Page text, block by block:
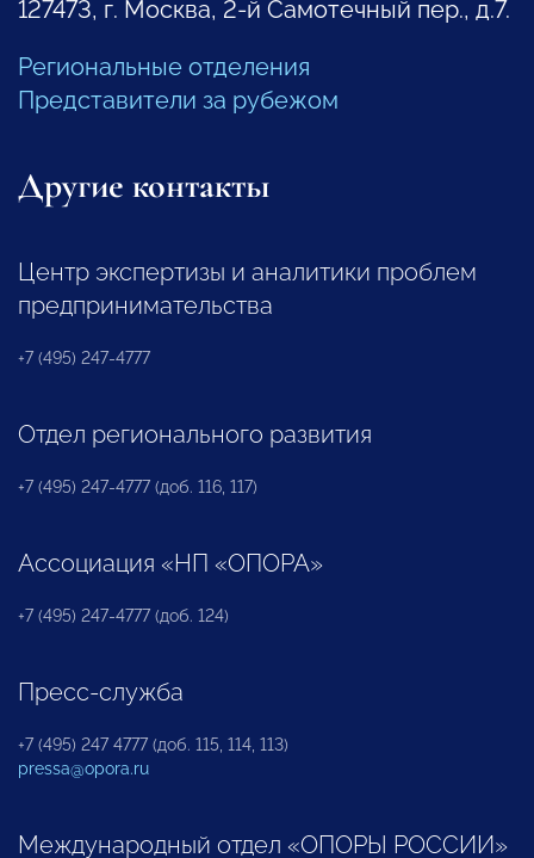
127473, г. Москва, 2-й Самотечный пер., д.7.
Региональные отделения
Представители за рубежом
Другие контакты
Центр экспертизы и аналитики проблем
предпринимательства
+7 (495) 247-4777
Отдел регионального развития
+7 (495) 247-4777 (доб. 116, 117)
Ассоциация «НП «ОПОРА»
+7 (495) 247-4777 (доб. 124)
Пресс-служба
+7 (495) 247 4777 (доб. 115, 114, 113)
pressa@opora.ru
Международный отдел «ОПОРЫ РОССИИ»